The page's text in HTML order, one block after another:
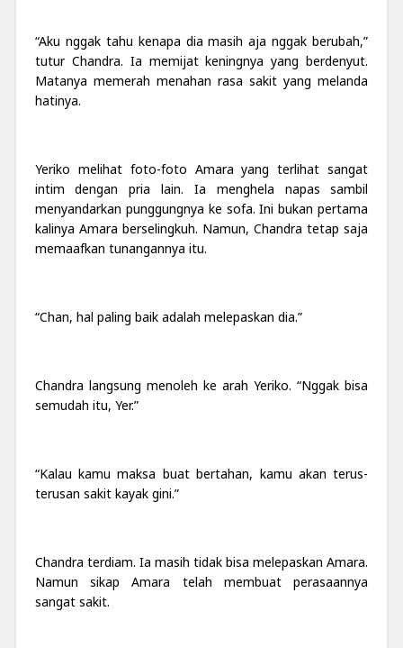
“Aku nggak tahu kenapa dia masih aja nggak berubah,”
tutur Chandra. Ia memijat keningnya yang berdenyut.
Matanya memerah menahan rasa sakit yang melanda
hatinya.
Yeriko melihat foto-foto Amara yang terlihat sangat
intim dengan pria lain. Ia menghela napas sambil
menyandarkan punggungnya ke sofa. Ini bukan pertama
kalinya Amara berselingkuh. Namun, Chandra tetap saja
memaafkan tunangannya itu.
“Chan, hal paling baik adalah melepaskan dia.”
Chandra langsung menoleh ke arah Yeriko. “Nggak bisa
semudah itu, Yer.”
“Kalau kamu maksa buat bertahan, kamu akan terus-
terusan sakit kayak gini.”
Chandra terdiam. Ia masih tidak bisa melepaskan Amara.
Namun sikap Amara telah membuat perasaannya
sangat sakit.